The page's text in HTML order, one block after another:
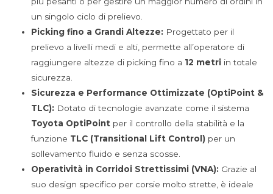
un singolo ciclo di prelievo.
Picking fino a Grandi Altezze: Progettato per il
prelievo a livelli medi e alti, permette all’operatore di
raggiungere altezze di picking fino a 12 metri in totale
sicurezza.
Sicurezza e Performance Ottimizzate (OptiPoint &
TLC): Dotato di tecnologie avanzate come il sistema
Toyota OptiPoint per il controllo della stabilità e la
funzione TLC (Transitional Lift Control) per un
sollevamento fluido e senza scosse.
Operatività in Corridoi Strettissimi (VNA): Grazie al
suo design specifico per corsie molto strette, è ideale